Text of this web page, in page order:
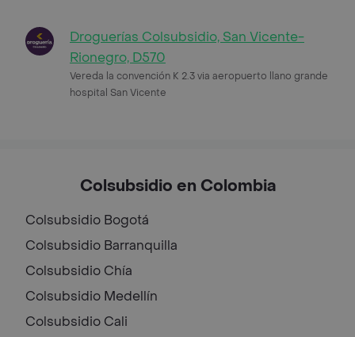
Droguerías Colsubsidio, San Vicente-
Rionegro, D570
Vereda la convención K 2.3 via aeropuerto llano grande
hospital San Vicente
Colsubsidio en Colombia
Colsubsidio Bogotá
Colsubsidio Barranquilla
Colsubsidio Chía
Colsubsidio Medellín
Colsubsidio Cali